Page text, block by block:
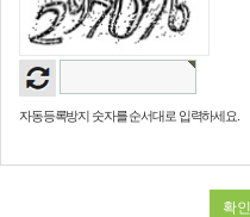
자동등록방지 숫자를 순서대로 입력하세요.
확인